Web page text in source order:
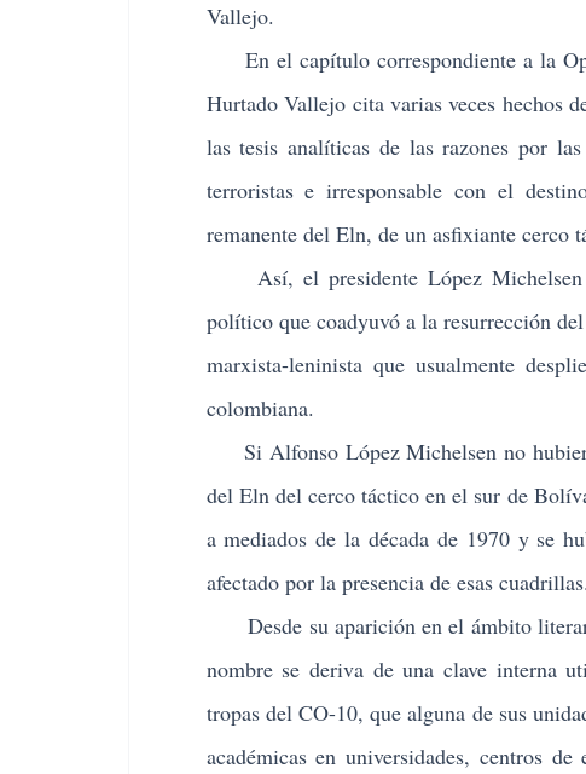
Vallejo.
En el capítulo correspondiente a la
Hurtado Vallejo cita varias veces hechos
las tesis analíticas de las razones por
terroristas e irresponsable con el
remanente del Eln, de un asfixiante
Así, el presidente López Michelsen
político que coadyuvó a la resurrección
marxista-leninista que usualmente
colombiana.
Si Alfonso López Michelsen no
del Eln del cerco táctico en el sur de
a mediados de la década de 1970 y se
afectado por la presencia de esas cuadrillas.
Desde su aparición en el ámbito
nombre se deriva de una clave interna
tropas del CO-10, que alguna de sus
académicas en universidades, centros